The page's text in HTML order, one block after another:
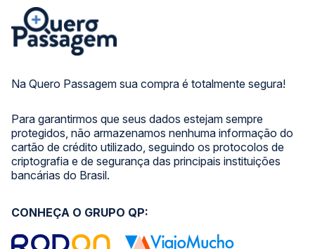
Na Quero Passagem sua compra é totalmente segura!
Para garantirmos que seus dados estejam sempre
protegidos, não armazenamos nenhuma informação do
cartão de crédito utilizado, seguindo os protocolos de
criptografia e de segurança das principais instituições
bancárias do Brasil.
CONHEÇA O GRUPO QP: